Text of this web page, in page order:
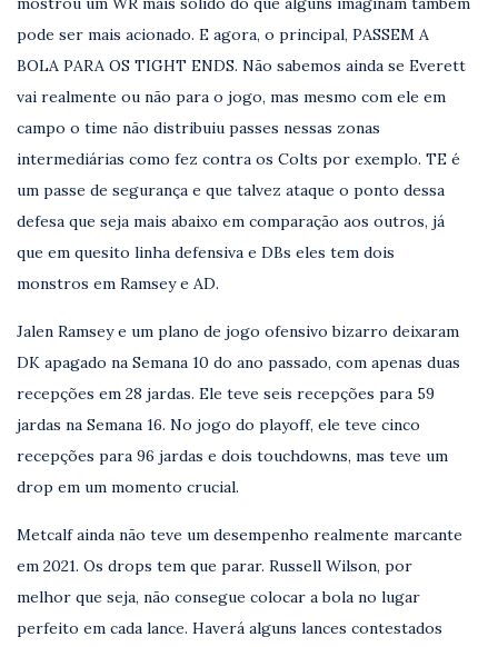
pode ser mais acionado. E agora, o principal, PASSEM A
BOLA PARA OS TIGHT ENDS. Não sabemos ainda se Everett
vai realmente ou não para o jogo, mas mesmo com ele em
campo o time não distribuiu passes nessas zonas
intermediárias como fez contra os Colts por exemplo. TE é
um passe de segurança e que talvez ataque o ponto dessa
defesa que seja mais abaixo em comparação aos outros, já
que em quesito linha defensiva e DBs eles tem dois
monstros em Ramsey e AD.
Jalen Ramsey e um plano de jogo ofensivo bizarro deixaram
DK apagado na Semana 10 do ano passado, com apenas duas
recepções em 28 jardas. Ele teve seis recepções para 59
jardas na Semana 16. No jogo do playoff, ele teve cinco
recepções para 96 jardas e dois touchdowns, mas teve um
drop em um momento crucial.
Metcalf ainda não teve um desempenho realmente marcante
em 2021. Os drops tem que parar. Russell Wilson, por
melhor que seja, não consegue colocar a bola no lugar
perfeito em cada lance. Haverá alguns lances contestados